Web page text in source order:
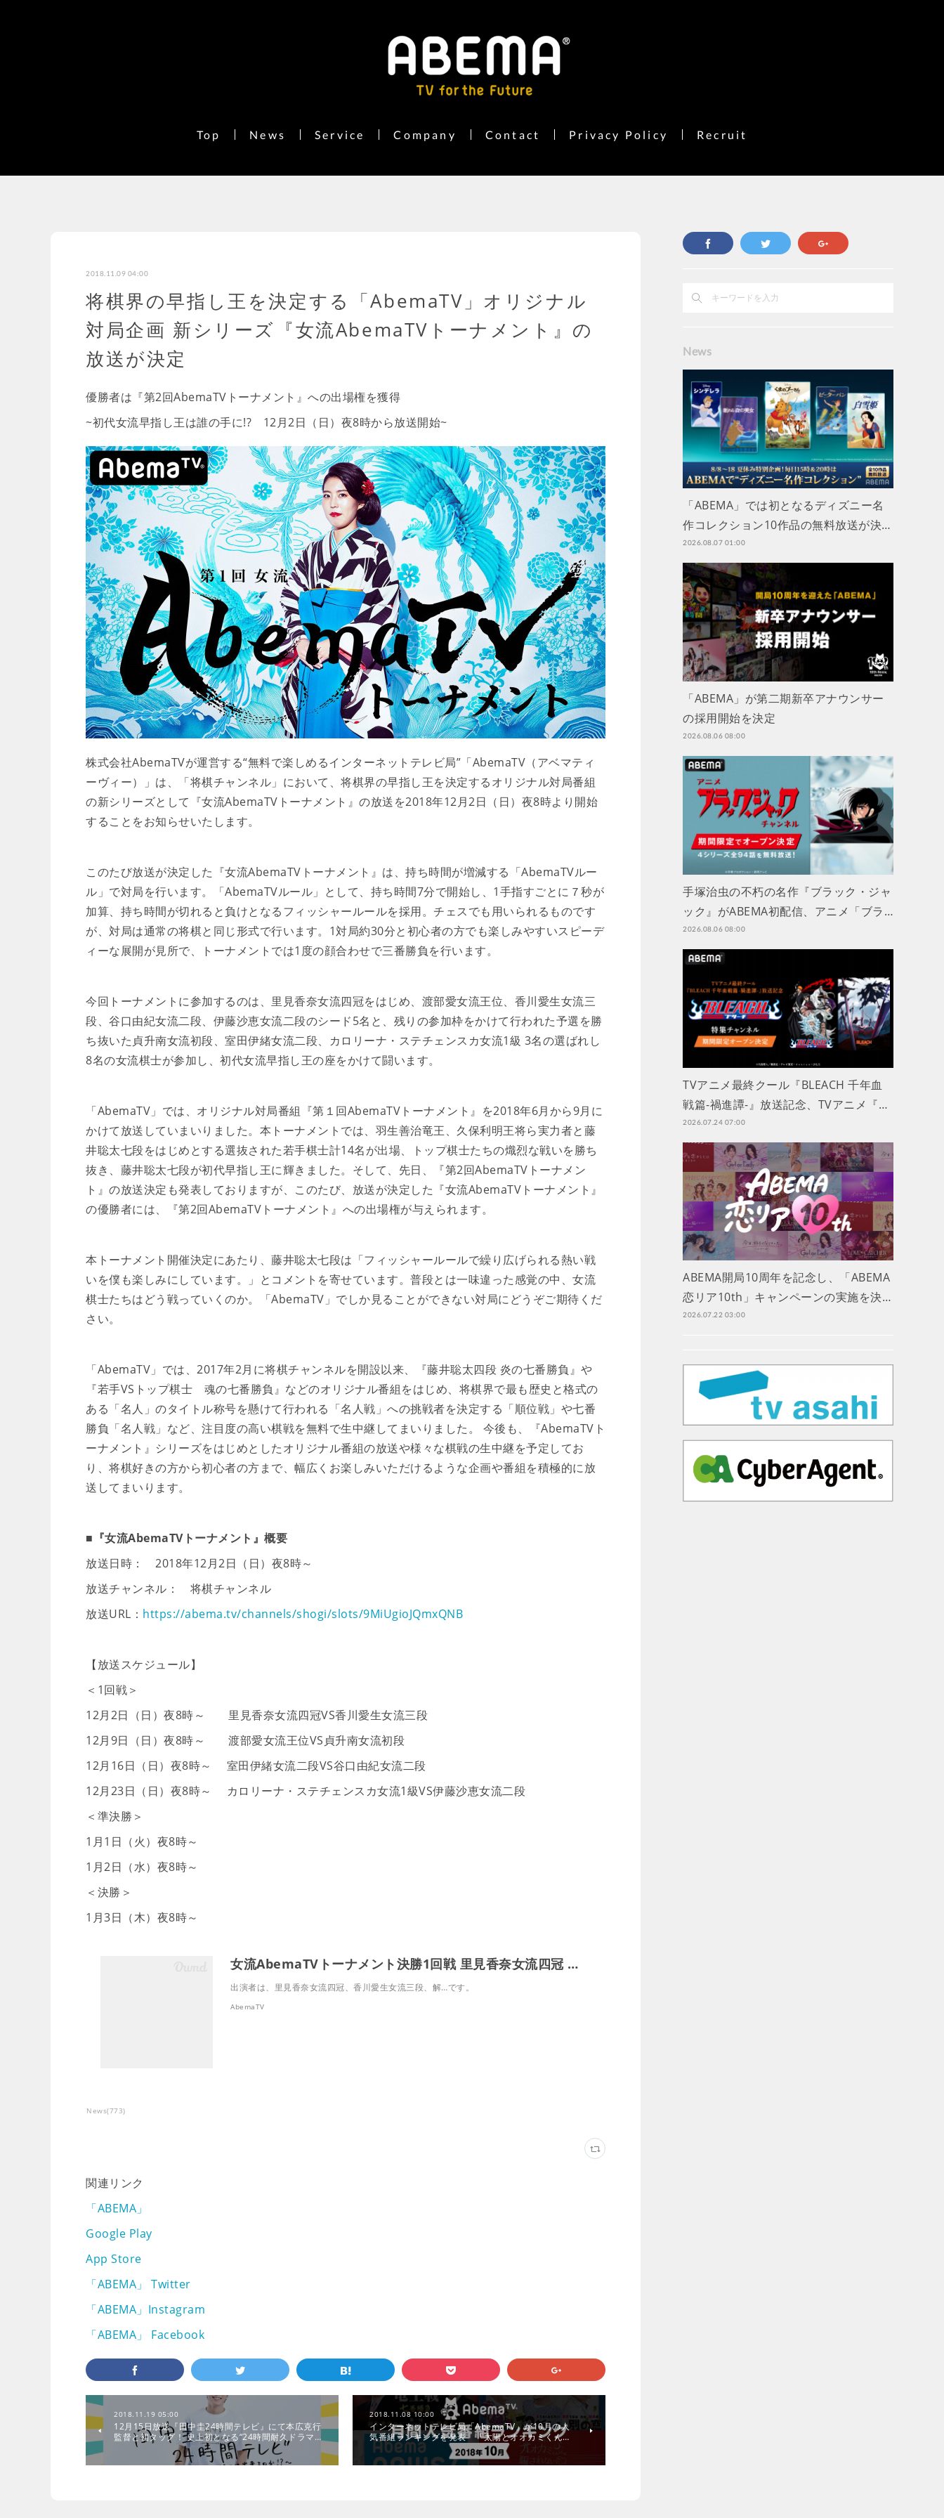
Top News Service Company Contact Privacy Policy Recruit
2018.11.09 04:00
将棋界の早指し王を決定する「AbemaTV」オリジナル
対局企画 新シリーズ『女流AbemaTVトーナメント』の
放送が決定
優勝者は『第2回AbemaTVトーナメント』への出場権を獲得
~初代女流早指し王は誰の手に!? 12月2日（日）夜8時から放送開始~
株式会社AbemaTVが運営する“無料で楽しめるインターネットテレビ局”「AbemaTV（アベマティ
ーヴィー）」は、「将棋チャンネル」において、将棋界の早指し王を決定するオリジナル対局番組
の新シリーズとして『女流AbemaTVトーナメント』の放送を2018年12月2日（日）夜8時より開始
することをお知らせいたします。
このたび放送が決定した『女流AbemaTVトーナメント』は、持ち時間が増減する「AbemaTVルー
ル」で対局を行います。「AbemaTVルール」として、持ち時間7分で開始し、1手指すごとに７秒が
加算、持ち時間が切れると負けとなるフィッシャールールを採用。チェスでも用いられるものです
が、対局は通常の将棋と同じ形式で行います。1対局約30分と初心者の方でも楽しみやすいスピーデ
ィーな展開が見所で、トーナメントでは1度の顔合わせで三番勝負を行います。
今回トーナメントに参加するのは、里見香奈女流四冠をはじめ、渡部愛女流王位、香川愛生女流三
段、谷口由紀女流二段、伊藤沙恵女流二段のシード5名と、残りの参加枠をかけて行われた予選を勝
ち抜いた貞升南女流初段、室田伊緒女流二段、カロリーナ・ステチェンスカ女流1級 3名の選ばれし
8名の女流棋士が参加し、初代女流早指し王の座をかけて闘います。
「AbemaTV」では、オリジナル対局番組『第１回AbemaTVトーナメント』を2018年6月から9月に
かけて放送していまいりました。本トーナメントでは、羽生善治竜王、久保利明王将ら実力者と藤
井聡太七段をはじめとする選抜された若手棋士計14名が出場、トップ棋士たちの熾烈な戦いを勝ち
抜き、藤井聡太七段が初代早指し王に輝きました。そして、先日、『第2回AbemaTVトーナメン
ト』の放送決定も発表しておりますが、このたび、放送が決定した『女流AbemaTVトーナメント』
の優勝者には、『第2回AbemaTVトーナメント』への出場権が与えられます。
本トーナメント開催決定にあたり、藤井聡太七段は「フィッシャールールで繰り広げられる熱い戦
いを僕も楽しみにしています。」とコメントを寄せています。普段とは一味違った感覚の中、女流
棋士たちはどう戦っていくのか。「AbemaTV」でしか見ることができない対局にどうぞご期待くだ
さい。
「AbemaTV」では、2017年2月に将棋チャンネルを開設以来、『藤井聡太四段 炎の七番勝負』や
『若手VSトップ棋士 魂の七番勝負』などのオリジナル番組をはじめ、将棋界で最も歴史と格式の
ある「名人」のタイトル称号を懸けて行われる「名人戦」への挑戦者を決定する「順位戦」や七番
勝負「名人戦」など、注目度の高い棋戦を無料で生中継してまいりました。 今後も、『AbemaTVト
ーナメント』シリーズをはじめとしたオリジナル番組の放送や様々な棋戦の生中継を予定してお
り、将棋好きの方から初心者の方まで、幅広くお楽しみいただけるような企画や番組を積極的に放
送してまいります。
■『女流AbemaTVトーナメント』概要
放送日時： 2018年12月2日（日）夜8時～
放送チャンネル： 将棋チャンネル
放送URL： https://abema.tv/channels/shogi/slots/9MiUgioJQmxQNB
【放送スケジュール】
＜1回戦＞
12月2日（日）夜8時～ 里見香奈女流四冠VS香川愛生女流三段
12月9日（日）夜8時～ 渡部愛女流王位VS貞升南女流初段
12月16日（日）夜8時～ 室田伊緒女流二段VS谷口由紀女流二段
12月23日（日）夜8時～ カロリーナ・ステチェンスカ女流1級VS伊藤沙恵女流二段
＜準決勝＞
1月1日（火）夜8時～
1月2日（水）夜8時～
＜決勝＞
1月3日（木）夜8時～
女流AbemaTVトーナメント決勝1回戦 里見香奈女流四冠 対 香川愛生女流三段 | 無料のインターネットテレビは【AbemaTV(アベマTV)】
出演者は、里見香奈女流四冠、香川愛生女流三段、解…です。
AbemaTV
News(773)
関連リンク
「ABEMA」
Google Play
App Store
「ABEMA」 Twitter
「ABEMA」Instagram
「ABEMA」 Facebook
2018.11.19 05:00
12月15日放送『田中圭24時間テレビ』にて本広克行
監督と初タッグ！ 史上初となる“24時間耐久ドラマ…
2018.11.08 10:00
インターネットテレビ局「AbemaTV」が10月の人
気番組ランキングを発表 『太陽とオオカミくん…
News
「ABEMA」では初となるディズニー名
作コレクション10作品の無料放送が決…
2026.08.07 01:00
「ABEMA」が第二期新卒アナウンサー
の採用開始を決定
2026.08.06 08:00
手塚治虫の不朽の名作『ブラック・ジャ
ック』がABEMA初配信、アニメ「ブラ…
2026.08.06 08:00
TVアニメ最終クール『BLEACH 千年血
戦篇-禍進譚-』放送記念、TVアニメ『…
2026.07.24 07:00
ABEMA開局10周年を記念し、「ABEMA
恋リア10th」キャンペーンの実施を決…
2026.07.22 03:00